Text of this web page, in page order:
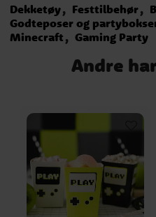
Dekketøy Festtilbehør
Godteposer og
Minecraft
Gaming Party
Andre